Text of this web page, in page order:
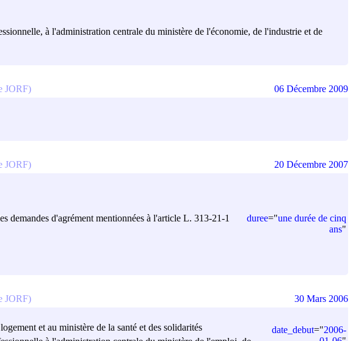
à l'administration centrale du ministère de l'économie, de l'industrie et de
JORF) 06 Décembre 2009
demandes d'agrément mentionnées à l'article L. 313-21-1
duree="une durée de cinq
ans"
JORF) 20 Décembre 2007
et au ministère de la santé et des solidarités
date_debut="2006-
JORF) 30 Mars 2006